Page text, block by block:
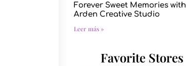
Forever Sweet Memories with
Arden Creative Studio
Leer más »
Favorite Stores